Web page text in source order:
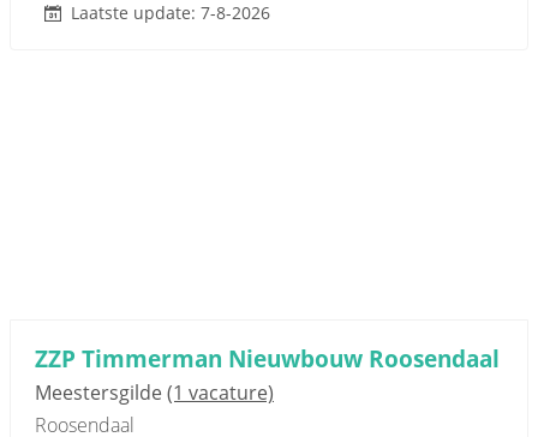
Laatste update: 7-8-2026
ZZP Timmerman Nieuwbouw Roosendaal
Meestersgilde(1 vacature)
Roosendaal